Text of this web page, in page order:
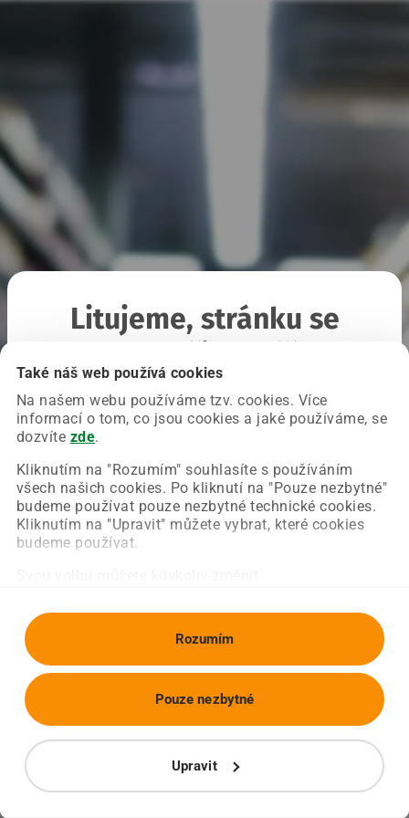
Také náš web používá cookies
Na našem webu používáme tzv. cookies. Více
informací o tom, co jsou cookies a jaké používáme, se
dozvíte zde.
Kliknutím na "Rozumím" souhlasíte s používáním
všech našich cookies. Po kliknutí na "Pouze nezbytné"
budeme používat pouze nezbytné technické cookies.
Kliknutím na "Upravit" můžete vybrat, které cookies
budeme používat.
Rozumím
Upravit
Pouze nezbytné
Litujeme, stránku se
Chyba nastala na naší straně a už ji opravujeme.
Zkuste prosím znovu načíst požadovanou stránku.
Obnovit stránku Úvodní strana